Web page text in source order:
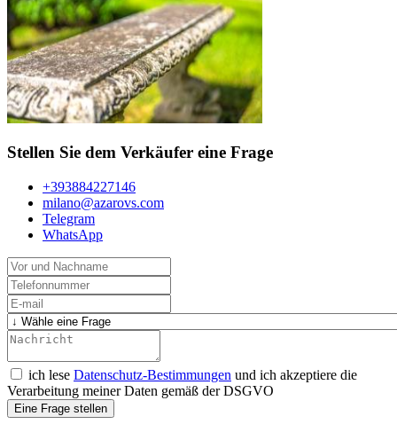
Stellen Sie dem Verkäufer eine Frage
+393884227146
milano@azarovs.com
Telegram
WhatsApp
ich lese Datenschutz-Bestimmungen und ich akzeptiere die
Verarbeitung meiner Daten gemäß der DSGVO
Eine Frage stellen